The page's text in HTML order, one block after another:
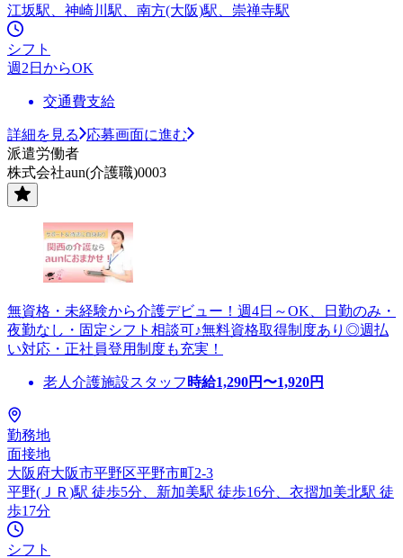
江坂駅、神崎川駅、南方(大阪)駅、崇禅寺駅
シフト
週2日からOK
交通費支給
詳細を見る
応募画面に進む
派遣労働者
株式会社aun(介護職)0003
無資格・未経験から介護デビュー！週4日～OK、日勤のみ・
夜勤なし・固定シフト相談可♪無料資格取得制度あり◎週払
い対応・正社員登用制度も充実！
老人介護施設スタッフ 時給1,290円〜1,920円
勤務地
面接地
大阪府大阪市平野区平野市町2-3
平野(ＪＲ)駅 徒歩5分、新加美駅 徒歩16分、衣摺加美北駅 徒
歩17分
シフト